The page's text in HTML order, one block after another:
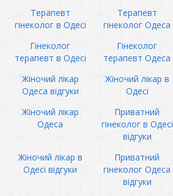
Терапевт
гінеколог в Одесі
Терапевт
гінеколог Одеса
Гінеколог
терапевт в Одесі
Гінеколог
терапевт Одеса
Жіночий лікар
Одеса відгуки
Жіночий лікар в
Одесі
Жіночий лікар
Одеса
Приватний
гінеколог в Одесі
відгуки
Жіночий лікар в
Одесі відгуки
Приватний
гінеколог Одеса
відгуки